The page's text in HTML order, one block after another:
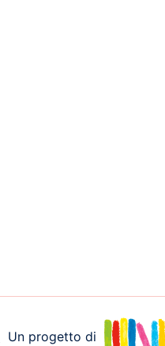
Un progetto di